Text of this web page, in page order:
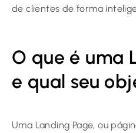
de clientes de forma
O que é uma
e qual seu
Uma Landing Page, ou